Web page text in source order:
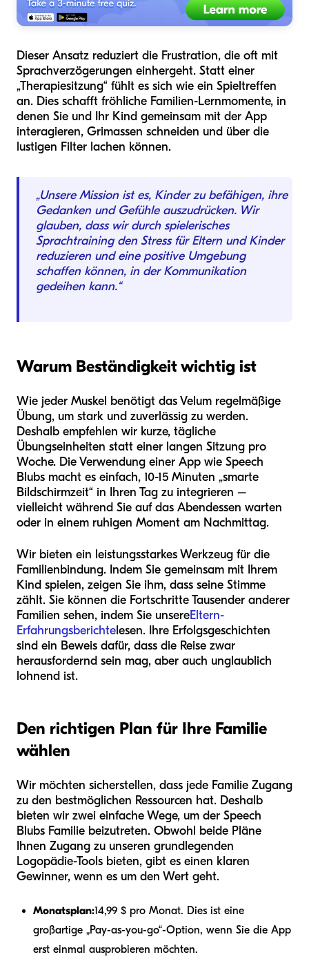
Dieser Ansatz reduziert die Frustration, die oft mit
Sprachverzögerungen einhergeht. Statt einer
„Therapiesitzung“ fühlt es sich wie ein Spieltreffen
an. Dies schafft fröhliche Familien-Lernmomente, in
denen Sie und Ihr Kind gemeinsam mit der App
interagieren, Grimassen schneiden und über die
lustigen Filter lachen können.
„Unsere Mission ist es, Kinder zu befähigen, ihre
Gedanken und Gefühle auszudrücken. Wir
glauben, dass wir durch spielerisches
Sprachtraining den Stress für Eltern und Kinder
reduzieren und eine positive Umgebung
schaffen können, in der Kommunikation
gedeihen kann.“
Warum Beständigkeit wichtig ist
Wie jeder Muskel benötigt das Velum regelmäßige
Übung, um stark und zuverlässig zu werden.
Deshalb empfehlen wir kurze, tägliche
Übungseinheiten statt einer langen Sitzung pro
Woche. Die Verwendung einer App wie Speech
Blubs macht es einfach, 10-15 Minuten „smarte
Bildschirmzeit“ in Ihren Tag zu integrieren –
vielleicht während Sie auf das Abendessen warten
oder in einem ruhigen Moment am Nachmittag.
Wir bieten ein leistungsstarkes Werkzeug für die
Familienbindung. Indem Sie gemeinsam mit Ihrem
Kind spielen, zeigen Sie ihm, dass seine Stimme
zählt. Sie können die Fortschritte Tausender anderer
Familien sehen, indem Sie unsereEltern-
Erfahrungsberichtelesen. Ihre Erfolgsgeschichten
sind ein Beweis dafür, dass die Reise zwar
herausfordernd sein mag, aber auch unglaublich
lohnend ist.
Den richtigen Plan für Ihre Familie
wählen
Wir möchten sicherstellen, dass jede Familie Zugang
zu den bestmöglichen Ressourcen hat. Deshalb
bieten wir zwei einfache Wege, um der Speech
Blubs Familie beizutreten. Obwohl beide Pläne
Ihnen Zugang zu unseren grundlegenden
Logopädie-Tools bieten, gibt es einen klaren
Gewinner, wenn es um den Wert geht.
Monatsplan:14,99 $ pro Monat. Dies ist eine
großartige „Pay-as-you-go“-Option, wenn Sie die App
erst einmal ausprobieren möchten.